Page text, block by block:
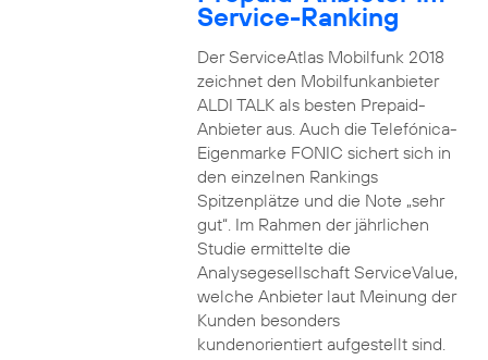
Service-Ranking
Der ServiceAtlas Mobilfunk 2018
zeichnet den Mobilfunkanbieter
ALDI TALK als besten Prepaid-
Anbieter aus. Auch die Telefónica-
Eigenmarke FONIC sichert sich in
den einzelnen Rankings
Spitzenplätze und die Note „sehr
gut“. Im Rahmen der jährlichen
Studie ermittelte die
Analysegesellschaft ServiceValue,
welche Anbieter laut Meinung der
Kunden besonders
kundenorientiert aufgestellt sind.